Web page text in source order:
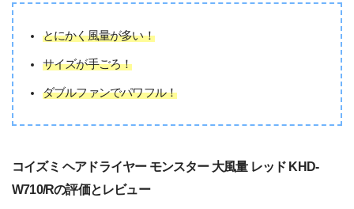
とにかく風量が多い！
サイズが手ごろ！
ダブルファンでパワフル！
コイズミ ヘアドライヤー モンスター 大風量 レッド KHD-
W710/Rの評価とレビュー